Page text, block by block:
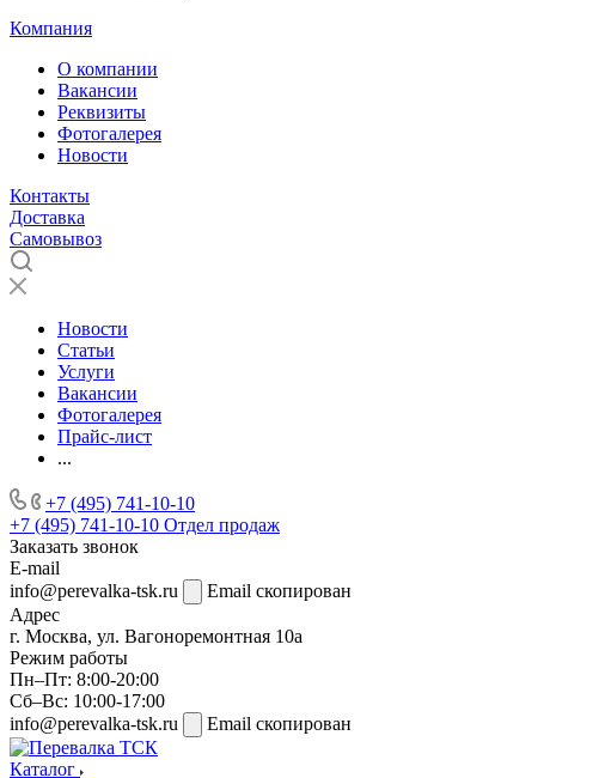
Компания
О компании
Вакансии
Реквизиты
Фотогалерея
Новости
Контакты
Доставка
Самовывоз
Новости
Статьи
Услуги
Вакансии
Фотогалерея
Прайс-лист
...
+7 (495) 741-10-10
+7 (495) 741-10-10 Отдел продаж
Заказать звонок
E-mail
info@perevalka-tsk.ru
Email скопирован
Адрес
г. Москва, ул. Вагоноремонтная 10а
Режим работы
Пн–Пт: 8:00-20:00
Сб–Вс: 10:00-17:00
info@perevalka-tsk.ru
Email скопирован
Каталог